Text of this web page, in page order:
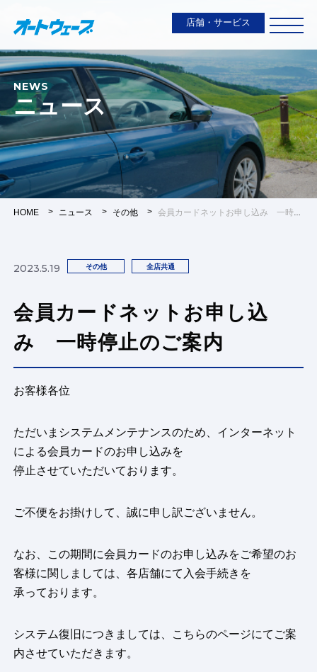
店舗・サービス
NEWS
ニュース
HOME ニュース その他 会員カードネットお申し込み 一時停止のご案内
2023.5.19 その他 全店共通
会員カードネットお申し込
み 一時停止のご案内
お客様各位
ただいまシステムメンテナンスのため、インターネット
による会員カードのお申し込みを
停止させていただいております。
ご不便をお掛けして、誠に申し訳ございません。
なお、この期間に会員カードのお申し込みをご希望のお
客様に関しましては、各店舗にて入会手続きを
承っております。
システム復旧につきましては、こちらのページにてご案
内させていただきます。